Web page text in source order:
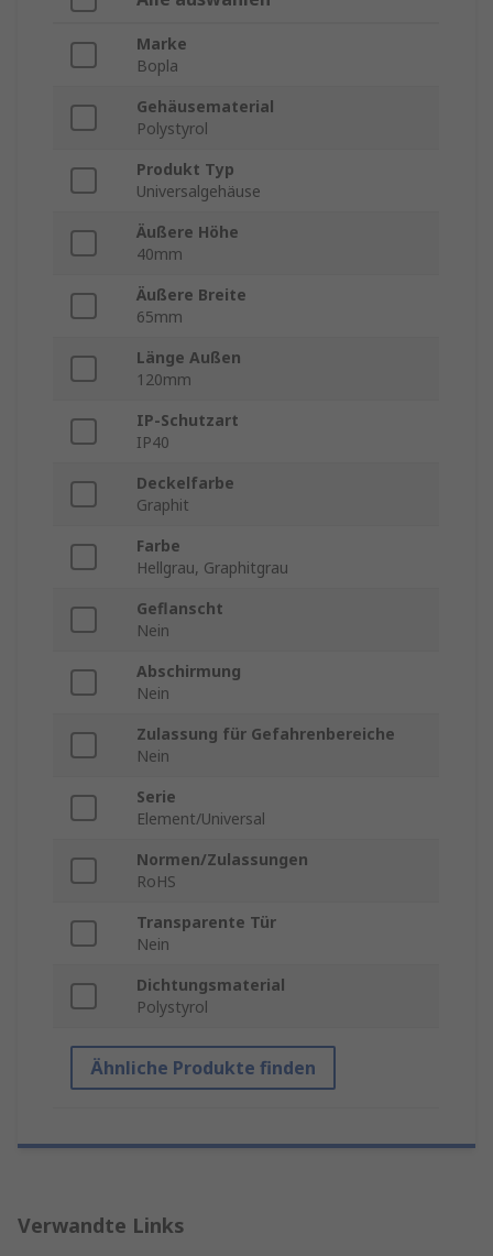
Marke
Bopla
Gehäusematerial
Polystyrol
Produkt Typ
Universalgehäuse
Äußere Höhe
40mm
Äußere Breite
65mm
Länge Außen
120mm
IP-Schutzart
IP40
Deckelfarbe
Graphit
Farbe
Hellgrau, Graphitgrau
Geflanscht
Nein
Abschirmung
Nein
Zulassung für Gefahrenbereiche
Nein
Serie
Element/Universal
Normen/Zulassungen
RoHS
Transparente Tür
Nein
Dichtungsmaterial
Polystyrol
Ähnliche Produkte finden
Verwandte Links